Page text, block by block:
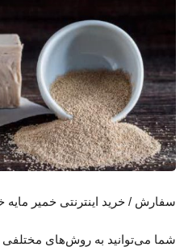
سفارش / خرید اینترنتی خمیر مایه
شما می‌توانید به روش‌های مختلفی